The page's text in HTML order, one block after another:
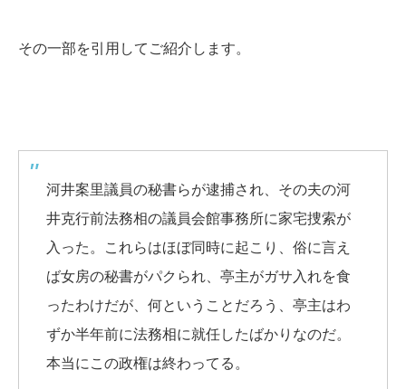
その一部を引用してご紹介します。
河井案里議員の秘書らが逮捕され、その夫の河
井克行前法務相の議員会館事務所に家宅捜索が
入った。これらはほぼ同時に起こり、俗に言え
ば女房の秘書がパクられ、亭主がガサ入れを食
ったわけだが、何ということだろう、亭主はわ
ずか半年前に法務相に就任したばかりなのだ。
本当にこの政権は終わってる。